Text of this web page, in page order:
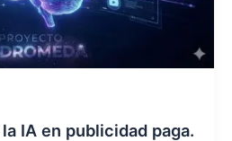
IA en publicidad paga.